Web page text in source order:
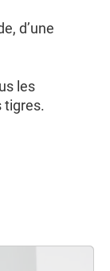
d’une
les
tigres.